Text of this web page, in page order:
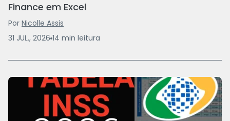
Finance em Excel
Por Nicolle Assis
31 JUL., 2026 14 min leitura